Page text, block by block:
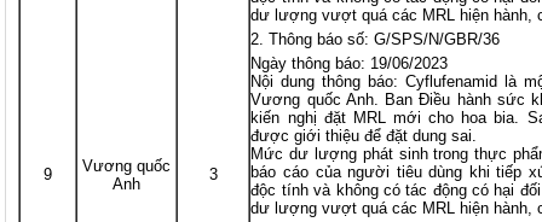
9
Vương quốc
Anh
3
dư lượng vượt quá các MRL hiện hành,
Thông báo số: G/SPS/N/GBR/36
Ngày thông báo: 19/06/2023
Nội dung thông báo: Cyflufenamid là
Vương quốc Anh. Ban Điều hành sức
kiến nghị đặt MRL mới cho hoa bia.
được giới thiệu để đặt dung sai.
Mức dư lượng phát sinh trong thực
báo cáo của người tiêu dùng khi tiếp
độc tính và không có tác động có hại
dư lượng vượt quá các MRL hiện hành,